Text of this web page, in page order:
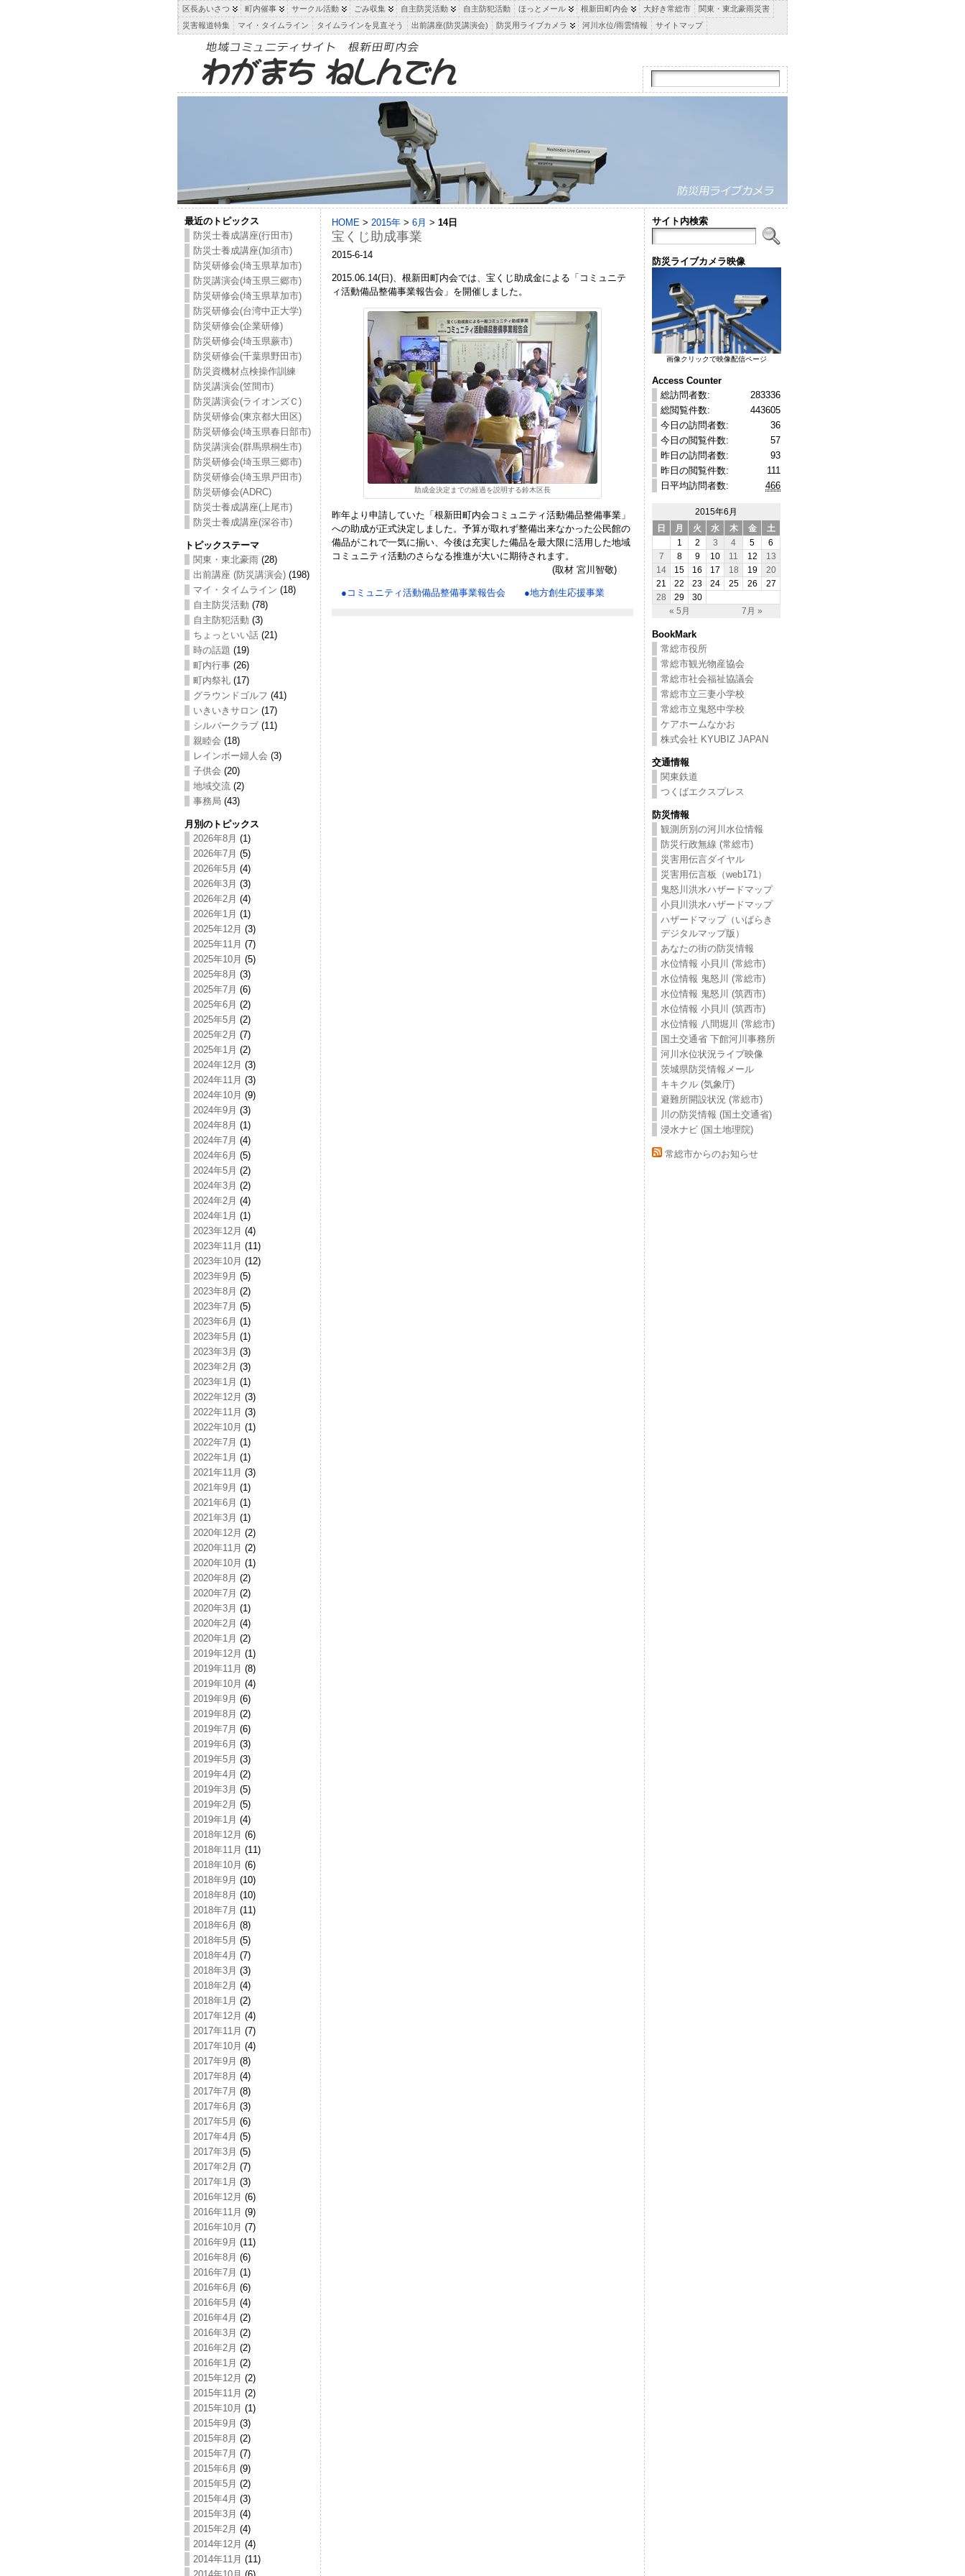
区長あいさつ 町内催事 サークル活動 ごみ収集 自主防災活動 自主防犯活動 ほっとメール 根新田町内会 大好き常総市
関東・東北豪雨災害
災害報道特集
マイ・タイムライン タイムラインを見直そう 出前講座(防災講演会) 防災用ライブカメラ 河川水位/雨雲情報 サイトマップ
最近のトピックス
防災士養成講座(行田市)
防災士養成講座(加須市)
防災研修会(埼玉県草加市)
防災講演会(埼玉県三郷市)
防災研修会(埼玉県草加市)
防災研修会(台湾中正大学)
防災研修会(企業研修)
防災研修会(埼玉県蕨市)
防災研修会(千葉県野田市)
防災資機材点検操作訓練
防災講演会(笠間市)
防災講演会(ライオンズＣ)
防災研修会(東京都大田区)
防災研修会(埼玉県春日部市)
防災講演会(群馬県桐生市)
防災研修会(埼玉県三郷市)
防災研修会(埼玉県戸田市)
防災研修会(ADRC)
防災士養成講座(上尾市)
防災士養成講座(深谷市)
トピックステーマ
関東・東北豪雨 (28)
出前講座 (防災講演会) (198)
マイ・タイムライン (18)
自主防災活動 (78)
自主防犯活動 (3)
ちょっといい話 (21)
時の話題 (19)
町内行事 (26)
町内祭礼 (17)
グラウンドゴルフ (41)
いきいきサロン (17)
シルバークラブ (11)
親睦会 (18)
レインボー婦人会 (3)
子供会 (20)
地域交流 (2)
事務局 (43)
月別のトピックス
2026年8月 (1)
2026年7月 (5)
2026年5月 (4)
2026年3月 (3)
2026年2月 (4)
2026年1月 (1)
2025年12月 (3)
2025年11月 (7)
2025年10月 (5)
2025年8月 (3)
2025年7月 (6)
2025年6月 (2)
2025年5月 (2)
2025年2月 (7)
2025年1月 (2)
2024年12月 (3)
2024年11月 (3)
2024年10月 (9)
2024年9月 (3)
2024年8月 (1)
2024年7月 (4)
2024年6月 (5)
2024年5月 (2)
2024年3月 (2)
2024年2月 (4)
2024年1月 (1)
2023年12月 (4)
2023年11月 (11)
2023年10月 (12)
2023年9月 (5)
2023年8月 (2)
2023年7月 (5)
2023年6月 (1)
2023年5月 (1)
2023年3月 (3)
2023年2月 (3)
2023年1月 (1)
2022年12月 (3)
2022年11月 (3)
2022年10月 (1)
2022年7月 (1)
2022年1月 (1)
2021年11月 (3)
2021年9月 (1)
2021年6月 (1)
2021年3月 (1)
2020年12月 (2)
2020年11月 (2)
2020年10月 (1)
2020年8月 (2)
2020年7月 (2)
2020年3月 (1)
2020年2月 (4)
2020年1月 (2)
2019年12月 (1)
2019年11月 (8)
2019年10月 (4)
2019年9月 (6)
2019年8月 (2)
2019年7月 (6)
2019年6月 (3)
2019年5月 (3)
2019年4月 (2)
2019年3月 (5)
2019年2月 (5)
2019年1月 (4)
2018年12月 (6)
2018年11月 (11)
2018年10月 (6)
2018年9月 (10)
2018年8月 (10)
2018年7月 (11)
2018年6月 (8)
2018年5月 (5)
2018年4月 (7)
2018年3月 (3)
2018年2月 (4)
2018年1月 (2)
2017年12月 (4)
2017年11月 (7)
2017年10月 (4)
2017年9月 (8)
2017年8月 (4)
2017年7月 (8)
2017年6月 (3)
2017年5月 (6)
2017年4月 (5)
2017年3月 (5)
2017年2月 (7)
2017年1月 (3)
2016年12月 (6)
2016年11月 (9)
2016年10月 (7)
2016年9月 (11)
2016年8月 (6)
2016年7月 (1)
2016年6月 (6)
2016年5月 (4)
2016年4月 (2)
2016年3月 (2)
2016年2月 (2)
2016年1月 (2)
2015年12月 (2)
2015年11月 (2)
2015年10月 (1)
2015年9月 (3)
2015年8月 (2)
2015年7月 (7)
2015年6月 (9)
2015年5月 (2)
2015年4月 (3)
2015年3月 (4)
2015年2月 (4)
2014年12月 (4)
2014年11月 (11)
HOME > 2015年 > 6月 > 14日
宝くじ助成事業
2015-6-14
2015.06.14(日)、根新田町内会では、宝くじ助成金による「コミュニテ
ィ活動備品整備事業報告会」を開催しました。
助成金決定までの経過を説明する鈴木区長
昨年より申請していた「根新田町内会コミュニティ活動備品整備事業」
への助成が正式決定しました。予算が取れず整備出来なかった公民館の
備品がこれで一気に揃い、今後は充実した備品を最大限に活用した地域
コミュニティ活動のさらなる推進が大いに期待されます。
(取材 宮川智敬)
●コミュニティ活動備品整備事業報告会 ●地方創生応援事業
サイト内検索
防災ライブカメラ映像
画像クリックで映像配信ページ
Access Counter
283336
総訪問者数:
443605
総閲覧件数:
36
今日の訪問者数:
57
今日の閲覧件数:
93
昨日の訪問者数:
111
昨日の閲覧件数:
466
日平均訪問者数:
2015年6月
日
月 火 水 木 金 土
« 5月 7月 »
1 2 3 4 5
6
7
8 9 10 11 12
13
14
15 16 17 18 19
20
21
22 23 24 25 26
27
28
29 30
BookMark
常総市役所
常総市観光物産協会
常総市社会福祉協議会
常総市立三妻小学校
常総市立鬼怒中学校
ケアホームなかお
株式会社 KYUBIZ JAPAN
交通情報
関東鉄道
つくばエクスプレス
防災情報
観測所別の河川水位情報
防災行政無線 (常総市)
災害用伝言ダイヤル
災害用伝言板（web171）
鬼怒川洪水ハザードマップ
小貝川洪水ハザードマップ
ハザードマップ（いばらき
デジタルマップ版）
あなたの街の防災情報
水位情報 小貝川 (常総市)
水位情報 鬼怒川 (常総市)
水位情報 鬼怒川 (筑西市)
水位情報 小貝川 (筑西市)
水位情報 八間堀川 (常総市)
国土交通省 下館河川事務所
河川水位状況ライブ映像
茨城県防災情報メール
キキクル (気象庁)
避難所開設状況 (常総市)
川の防災情報 (国土交通省)
浸水ナビ (国土地理院)
常総市からのお知らせ